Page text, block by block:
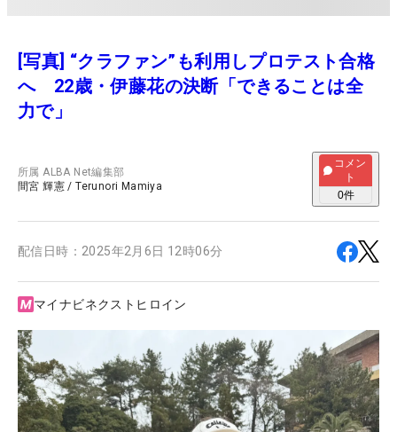
[写真] “クラファン”も利用しプロテスト合格
へ 22歳・伊藤花の決断「できることは全
力で」
所属ALBA Net編集部
間宮 輝憲 /Terunori Mamiya
コメン
ト
0件
配信日時： 2025年2月6日 12時06分
マイナビネクストヒロイン